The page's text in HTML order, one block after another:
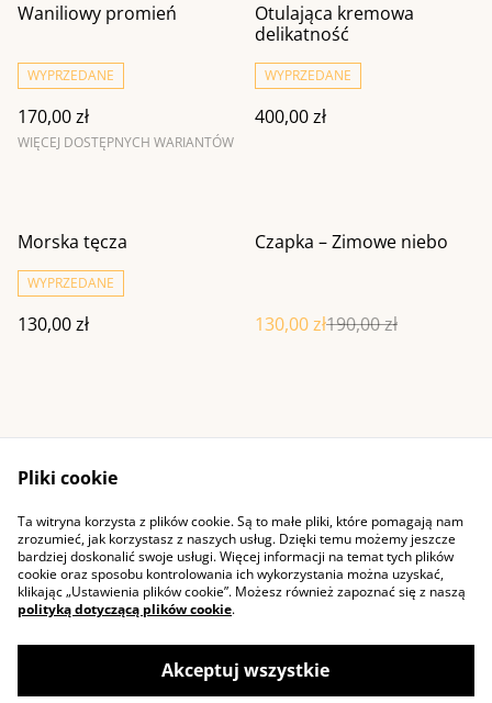
Waniliowy promień
WYPRZEDANE
170,00 zł
WIĘCEJ DOSTĘPNYCH WARIANTÓW
Otulająca kremowa
delikatność
WYPRZEDANE
400,00 zł
Morska tęcza
WYPRZEDANE
130,00 zł
%
Czapka – Zimowe niebo
130,00 zł190,00 zł
Kontakt
Warunki ogólne
Polityka prywatności
Cookie
Pliki cookie
Ta witryna korzysta z plików cookie. Są to małe pliki, które pomagają nam
zrozumieć, jak korzystasz z naszych usług. Dzięki temu możemy jeszcze
bardziej doskonalić swoje usługi. Więcej informacji na temat tych plików
cookie oraz sposobu kontrolowania ich wykorzystania można uzyskać,
klikając „Ustawienia plików cookie”. Możesz również zapoznać się z naszą
polityką dotyczącą plików cookie.
Akceptuj wszystkie